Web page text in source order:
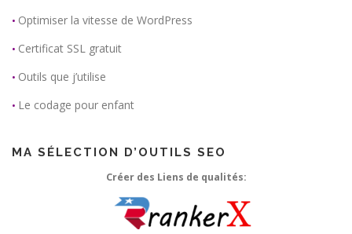
• Optimiser la vitesse de WordPress
• Certificat SSL gratuit
• Outils que j’utilise
• Le codage pour enfant
MA SÉLECTION D’OUTILS SEO
Créer des Liens de qualités: